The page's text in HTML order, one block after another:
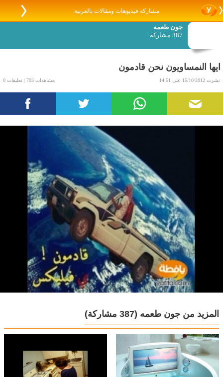
مشاركة فيديوهات ومقالات بالعربية
جون طعمه
387 مشاركة
ايها النمساويون نحن قادمون
نشرت 15/10/2012 على 14:51 مشاهدات 703 | تعليقات 0
المزيد من جون طعمه (387 مشاركة)